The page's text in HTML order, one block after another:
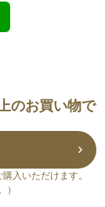
のお買い物で
入いただけます。
）